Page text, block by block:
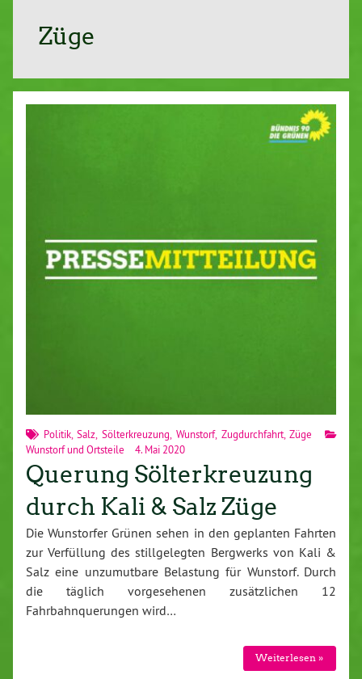
Züge
Politik,Salz,Sölterkreuzung, Wunstorf, Zugdurchfahrt,Züge
Wunstorf und Ortsteile
4. Mai 2020
Querung Sölterkreuzung
durch Kali & Salz Züge
Die Wunstorfer Grünen sehen in den geplanten Fahrten
zur Verfüllung des stillgelegten Bergwerks von Kali &
Salz eine unzumutbare Belastung für Wunstorf. Durch
die täglich vorgesehenen zusätzlichen 12
Fahrbahnquerungen wird…
Weiterlesen »